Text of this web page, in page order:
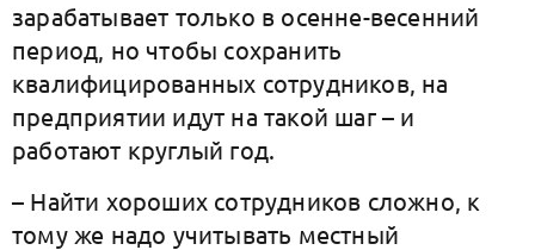
зарабатывает только в осенне-весенний
период, но чтобы сохранить
квалифицированных сотрудников, на
предприятии идут на такой шаг – и
работают круглый год.
– Найти хороших сотрудников сложно, к
тому же надо учитывать местный